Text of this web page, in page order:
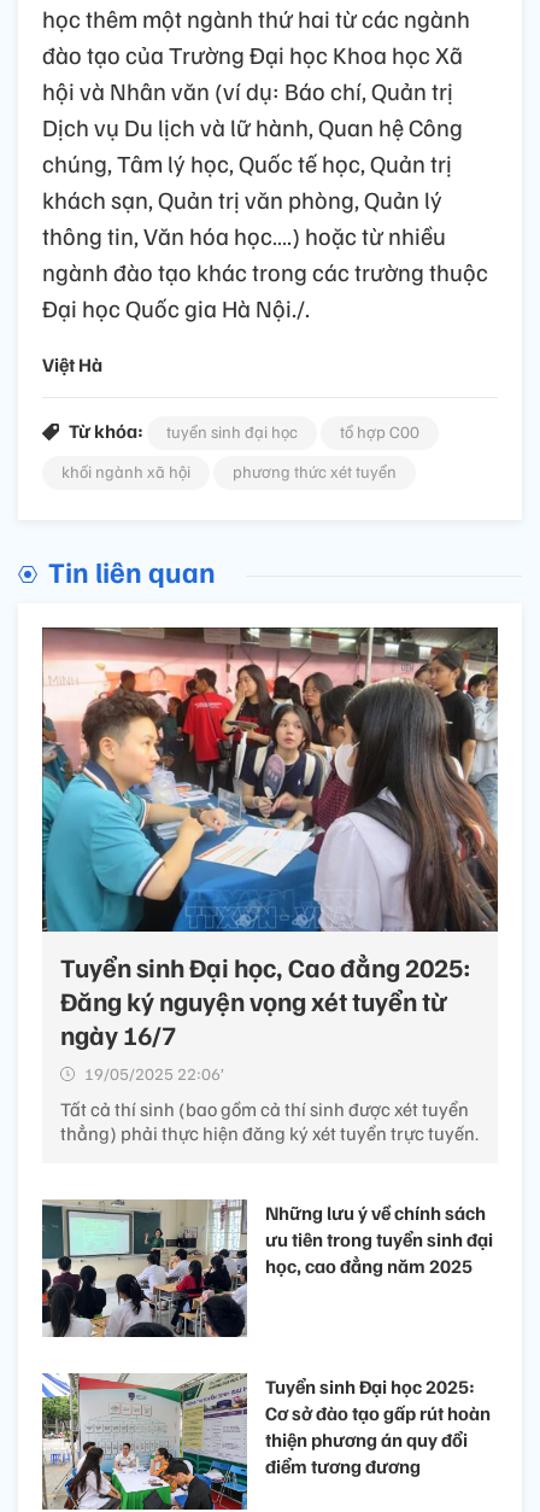
học thêm một ngành thứ hai từ các ngành
đào tạo của Trường Đại học Khoa học Xã
hội và Nhân văn (ví dụ: Báo chí, Quản trị
Dịch vụ Du lịch và lữ hành, Quan hệ Công
chúng, Tâm lý học, Quốc tế học, Quản trị
khách sạn, Quản trị văn phòng, Quản lý
thông tin, Văn hóa học….) hoặc từ nhiều
ngành đào tạo khác trong các trường thuộc
Đại học Quốc gia Hà Nội./.
Việt Hà
Từ khóa: tuyển sinh đại học
tổ hợp C00
khối ngành xã hội
phương thức xét tuyển
Tin liên quan
Tuyển sinh Đại học, Cao đẳng 2025:
Đăng ký nguyện vọng xét tuyển từ
ngày 16/7
19/05/2025 22:06’
Tất cả thí sinh (bao gồm cả thí sinh được xét tuyển
thẳng) phải thực hiện đăng ký xét tuyển trực tuyến.
Những lưu ý về chính sách
ưu tiên trong tuyển sinh đại
học, cao đẳng năm 2025
Tuyển sinh Đại học 2025:
Cơ sở đào tạo gấp rút hoàn
thiện phương án quy đổi
điểm tương đương